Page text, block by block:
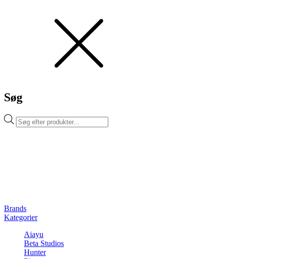
Søg
Products
search
Brands
Kategorier
Aiayu
Beta Studios
Hunter